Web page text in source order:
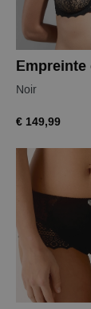
Noir
€ 149,99